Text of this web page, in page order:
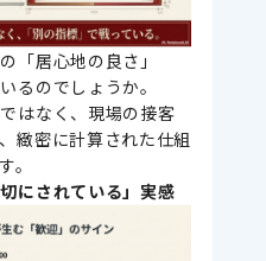
「居心地の良さ」
るのでしょうか。
はなく、現場の接客
緻密に計算された仕組
。
にされている」実感